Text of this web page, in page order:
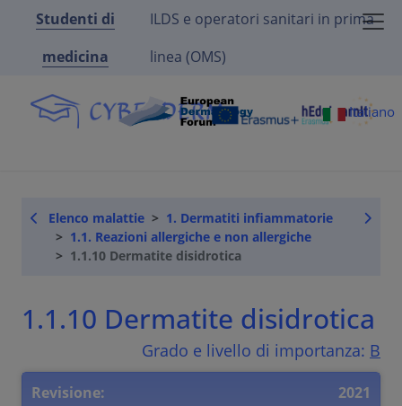
Studenti di
medicina
ILDS e operatori sanitari in prima
linea (OMS)
Italiano
Elenco malattie
1. Dermatiti infiammatorie
1.1. Reazioni allergiche e non allergiche
1.1.10 Dermatite disidrotica
1.1.10 Dermatite disidrotica
Grado e livello di importanza: B
Revisione:
2021